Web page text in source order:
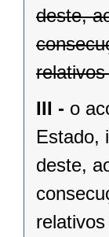
deste,
III - o
Estado,
deste,